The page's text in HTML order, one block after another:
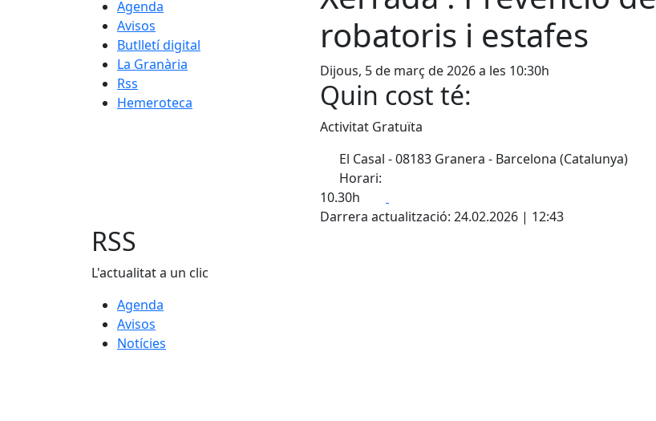
Agenda
Avisos
Butlletí digital
La Granària
Rss
Hemeroteca
robatoris i estafes
Dijous, 5 de març de 2026 a les 10:30h
Quin cost té:
Activitat Gratuïta
El Casal - 08183 Granera - Barcelona (Catalunya)
Horari:
10.30h
Darrera actualització: 24.02.2026 | 12:43
RSS
L'actualitat a un clic
Agenda
Avisos
Notícies